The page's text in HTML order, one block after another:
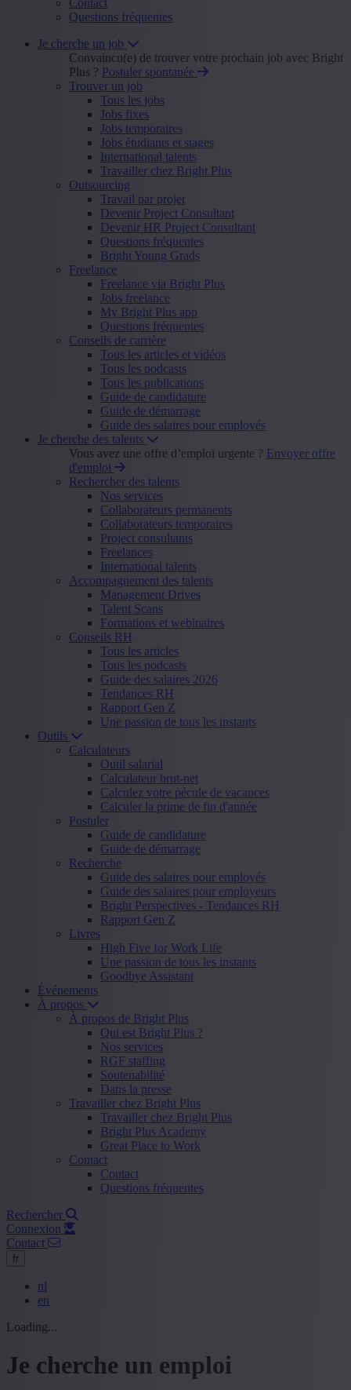
Questions fréquentes
Je cherche un job
Convaincu(e) de trouver votre prochain job avec Bright
Plus ? Postuler spontanée
Trouver un job
Tous les jobs
Jobs fixes
Jobs temporaires
Jobs étudiants et stages
International talents
Travailler chez Bright Plus
Outsourcing
Travail par projet
Devenir Project Consultant
Devenir HR Project Consultant
Questions fréquentes
Bright Young Grads
Freelance
Freelance via Bright Plus
Jobs freelance
My Bright Plus app
Questions fréquentes
Conseils de carrière
Tous les articles et vidéos
Tous les podcasts
Tous les publications
Guide de candidature
Guide de démarrage
Guide des salaires pour employés
Je cherche des talents
Vous avez une offre d’emploi urgente ? Envoyer offre
d'emploi
Rechercher des talents
Nos services
Collaborateurs permanents
Collaborateurs temporaires
Project consultants
Freelances
International talents
Accompagnement des talents
Management Drives
Talent Scans
Formations et webinaires
Conseils RH
Tous les articles
Tous les podcasts
Guide des salaires 2026
Tendances RH
Rapport Gen Z
Une passion de tous les instants
Outils
Calculateurs
Outil salarial
Calculateur brut-net
Calculez votre pécule de vacances
Calculer la prime de fin d'année
Postuler
Guide de candidature
Guide de démarrage
Recherche
Guide des salaires pour employés
Guide des salaires pour employeurs
Bright Perspectives - Tendances RH
Rapport Gen Z
Livres
High Five for Work Life
Une passion de tous les instants
Goodbye Assistant
Événements
À propos
À propos de Bright Plus
Qui est Bright Plus ?
Nos services
RGF staffing
Soutenabilité
Dans la presse
Travailler chez Bright Plus
Travailler chez Bright Plus
Bright Plus Academy
Great Place to Work
Contact
Contact
Questions fréquentes
Rechercher
Connexion
Contact
fr
nl
en
Loading...
Je cherche un emploi